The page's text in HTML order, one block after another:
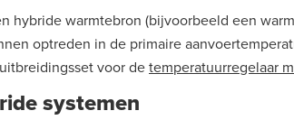
hybride warmtebron (bijvoorbeeld een
optreden in de primaire
voor de temperatuurregelaar
systemen